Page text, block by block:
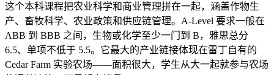
这个本科课程把农业科学和商业管理拼在一起，涵盖作物生
产、畜牧科学、农业政策和供应链管理。A-Level 要求一般在
ABB 到 BBB 之间，生物或化学至少一门到 B，雅思总分
6.5、单项不低于 5.5。它最大的产业链接体现在雷丁自有的
Cedar Farm 实验农场——面积很大，学生从大一起就参与农场